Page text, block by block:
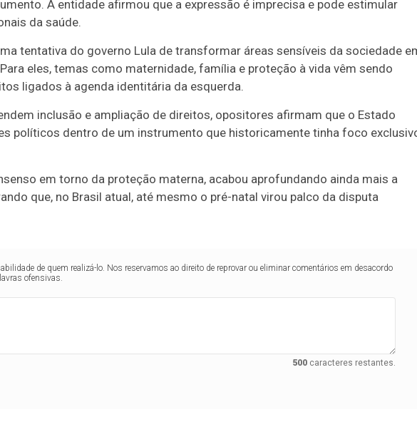
A entidade afirmou que a expressão é imprecisa e pode estimular
da saúde.
tentativa do governo Lula de transformar áreas sensíveis da sociedade
eles, temas como maternidade, família e proteção à vida vêm sendo
ligados à agenda identitária da esquerda.
inclusão e ampliação de direitos, opositores afirmam que o Estado
políticos dentro de um instrumento que historicamente tinha foco
em torno da proteção materna, acabou aprofundando ainda mais a
que, no Brasil atual, até mesmo o pré-natal virou palco da disputa
de quem realizá-lo. Nos reservamos ao direito de reprovar ou eliminar comentários em desacordo
ofensivas.
500caracteres restantes.